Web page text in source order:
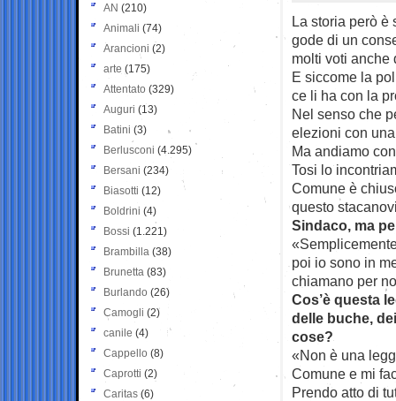
La storia però è
gode di un
molti voti anche
E siccome la
ce li ha con la
Nel senso che
elezioni con
Ma andiamo
Tosi lo
Comune è
questo
Sindaco, ma
poi io sono in
chiamano per
Cos’è questa
delle buche,
cose?
«Non è una
Comune e mi
Prendo atto di
AN (210)
Animali (74)
Arancioni (2)
arte (175)
Attentato (329)
Auguri (13)
Batini (3)
Berlusconi (4.295)
Bersani (234)
Biasotti (12)
Boldrini (4)
Bossi (1.221)
Brambilla (38)
Brunetta (83)
Burlando (26)
Camogli (2)
canile (4)
Cappello (8)
Caprotti (2)
Caritas (6)